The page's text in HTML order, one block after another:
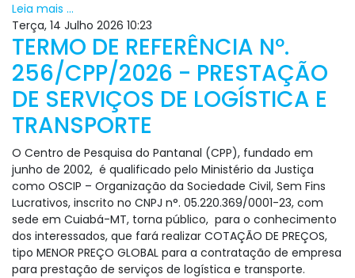
Leia mais ...
Terça, 14 Julho 2026 10:23
TERMO DE REFERÊNCIA Nº.
256/CPP/2026 - PRESTAÇÃO
DE SERVIÇOS DE LOGÍSTICA E
TRANSPORTE
O Centro de Pesquisa do Pantanal (CPP), fundado em
junho de 2002, é qualificado pelo Ministério da Justiça
como OSCIP – Organização da Sociedade Civil, Sem Fins
Lucrativos, inscrito no CNPJ n°. 05.220.369/0001-23, com
sede em Cuiabá-MT, torna público, para o conhecimento
dos interessados, que fará realizar COTAÇÃO DE PREÇOS,
tipo MENOR PREÇO GLOBAL para a contratação de empresa
para prestação de serviços de logística e transporte.